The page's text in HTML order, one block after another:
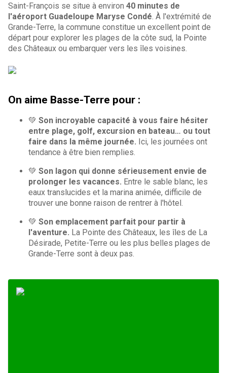
Saint-François se situe à environ 40 minutes de
l'aéroport Guadeloupe Maryse Condé. À l'extrémité de
Grande-Terre, la commune constitue un excellent point de
départ pour explorer les plages de la côte sud, la Pointe
des Châteaux ou embarquer vers les îles voisines.
On aime Basse-Terre pour :
💚 Son incroyable capacité à vous faire hésiter
entre plage, golf, excursion en bateau… ou tout
faire dans la même journée. Ici, les journées ont
tendance à être bien remplies.
💚 Son lagon qui donne sérieusement envie de
prolonger les vacances. Entre le sable blanc, les
eaux translucides et la marina animée, difficile de
trouver une bonne raison de rentrer à l'hôtel.
💚 Son emplacement parfait pour partir à
l'aventure. La Pointe des Châteaux, les îles de La
Désirade, Petite-Terre ou les plus belles plages de
Grande-Terre sont à deux pas.